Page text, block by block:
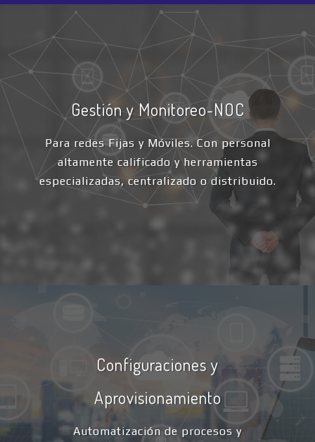
Gestión y Monitoreo-NOC
Para redes Fijas y Móviles. Con personal
altamente calificado y herramientas
especializadas, centralizado o distribuido.
Configuraciones y
Aprovisionamiento
Automatización de procesos y